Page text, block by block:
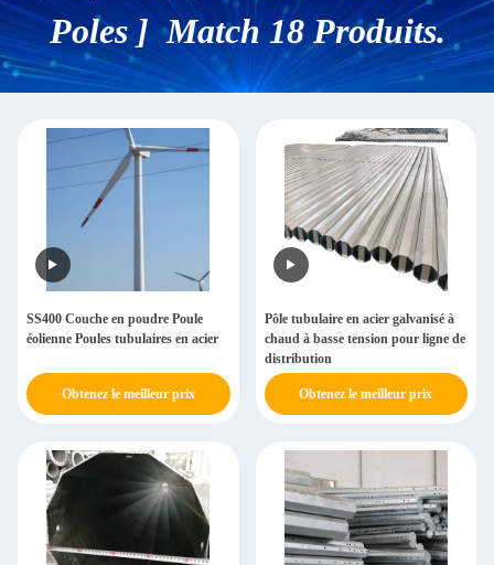
Poles ] Match 18 Produits.
SS400 Couche en poudre Poule
éolienne Poules tubulaires en acier
Obtenez le meilleur prix
Pôle tubulaire en acier galvanisé à
chaud à basse tension pour ligne de
distribution
Obtenez le meilleur prix